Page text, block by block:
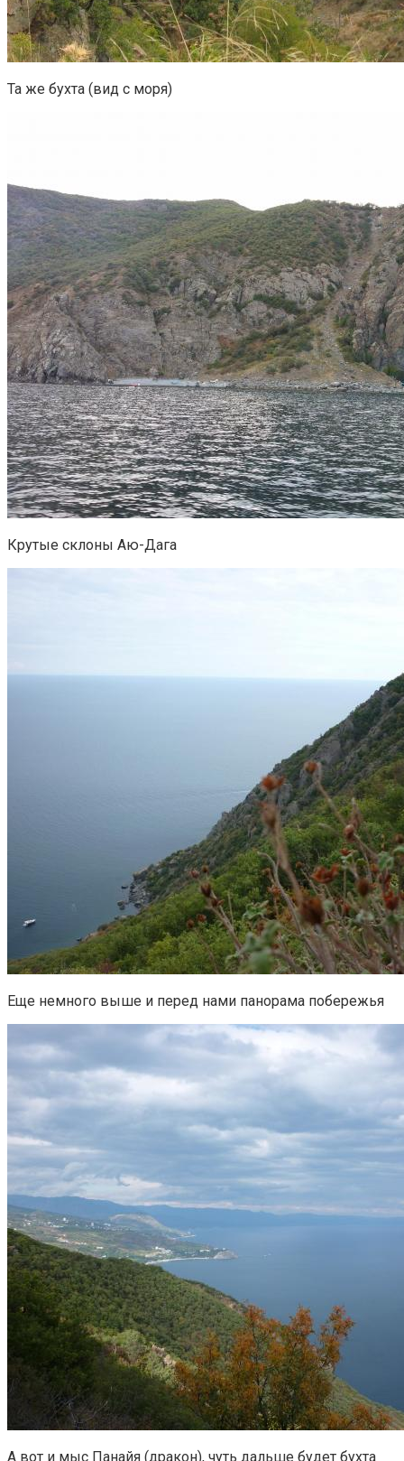
Та же бухта (вид с моря)
Крутые склоны Аю-Дага
Еще немного выше и перед нами панорама побережья
А вот и мыс Панайя (дракон), чуть дальше будет бухта